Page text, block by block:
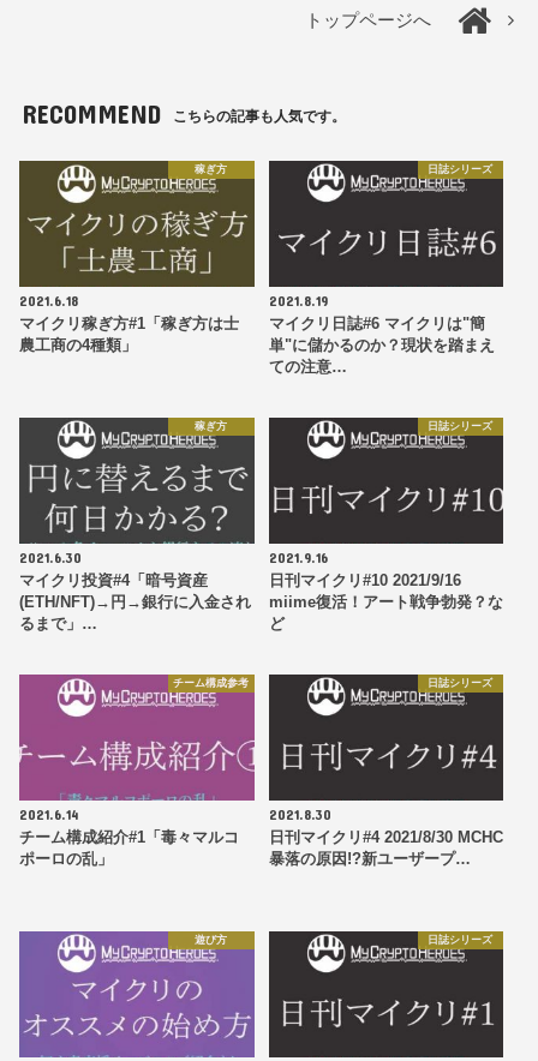
トップページへ
RECOMMEND こちらの記事も人気です。
稼ぎ方
2021.6.18
マイクリ稼ぎ方#1「稼ぎ方は士
農工商の4種類」
日誌シリーズ
2021.8.19
マイクリ日誌#6 マイクリは"簡
単"に儲かるのか？現状を踏まえ
ての注意…
稼ぎ方
2021.6.30
マイクリ投資#4「暗号資産
(ETH/NFT)→円→銀行に入金され
るまで」…
日誌シリーズ
2021.9.16
日刊マイクリ#10 2021/9/16
miime復活！アート戦争勃発？な
ど
チーム構成参考
2021.6.14
チーム構成紹介#1「毒々マルコ
ポーロの乱」
日誌シリーズ
2021.8.30
日刊マイクリ#4 2021/8/30 MCHC
暴落の原因!?新ユーザープ…
遊び方 日誌シリーズ